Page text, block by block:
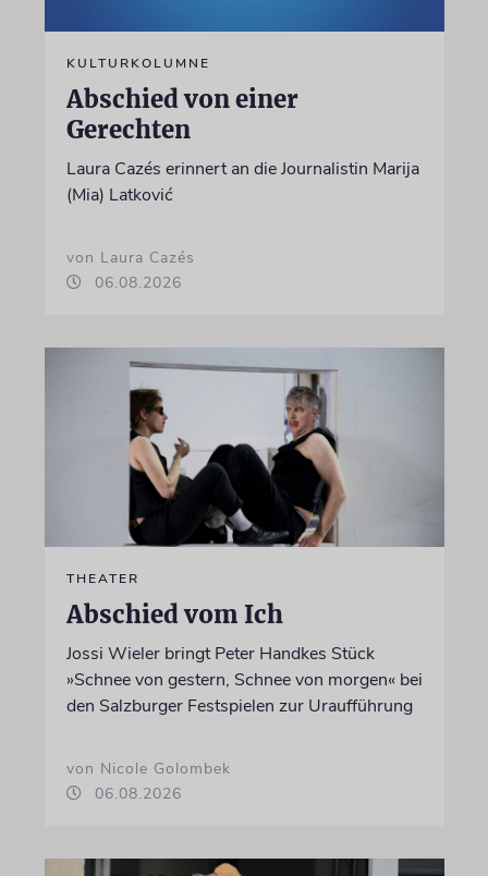
KULTURKOLUMNE
Abschied von einer
Gerechten
Laura Cazés erinnert an die Journalistin Marija
(Mia) Latković
von Laura Cazés
06.08.2026
THEATER
Abschied vom Ich
Jossi Wieler bringt Peter Handkes Stück
»Schnee von gestern, Schnee von morgen« bei
den Salzburger Festspielen zur Uraufführung
von Nicole Golombek
06.08.2026